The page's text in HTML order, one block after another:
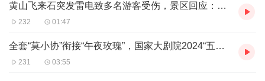
黄山飞来石突发雷电致多名游客受伤，景区回应：已临时关闭
232 01:47
全套“莫小协”衔接“午夜玫瑰”，国家大剧院2024“五月音乐节”浪漫收官
231 03:55